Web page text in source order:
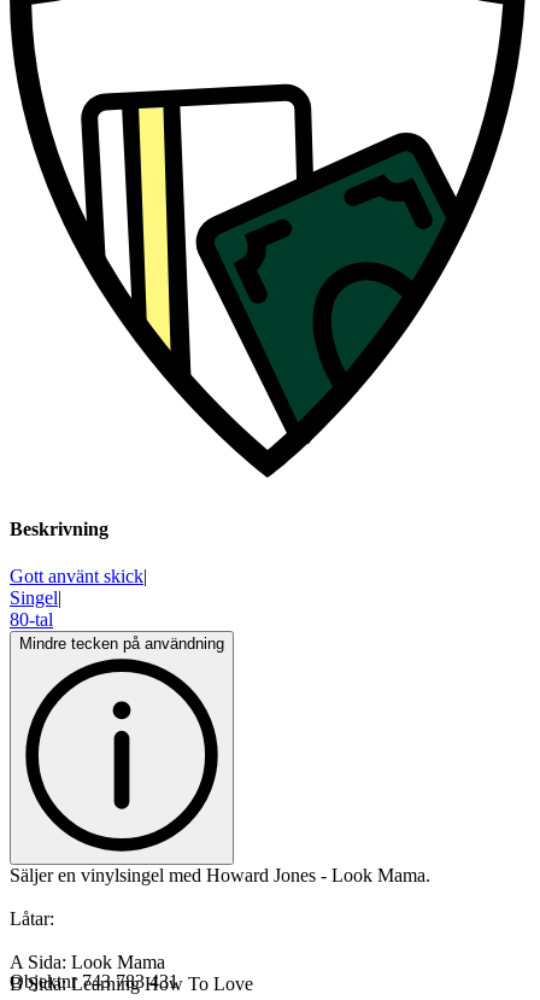
Beskrivning
Gott använt skick|
Singel|
80-tal
Mindre tecken på användning
Säljer en vinylsingel med Howard Jones - Look Mama.
Låtar:
A Sida: Look Mama
B Sida: Learning How To Love
Objektnr 743 783 431